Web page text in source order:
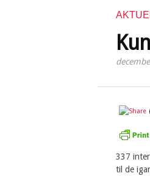
337
til de